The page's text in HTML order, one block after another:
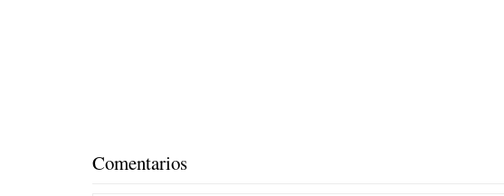
Comentarios